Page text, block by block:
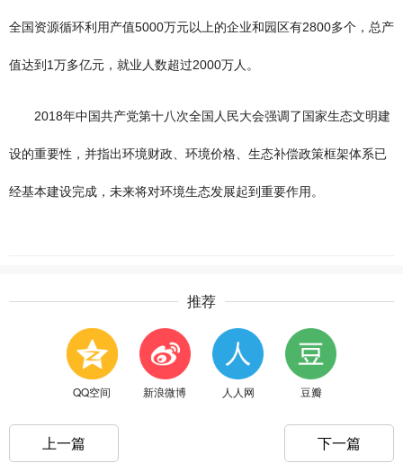
全国资源循环利用产值5000万元以上的企业和园区有2800多个，总产
值达到1万多亿元，就业人数超过2000万人。
2018年中国共产党第十八次全国人民大会强调了国家生态文明建
设的重要性，并指出环境财政、环境价格、生态补偿政策框架体系已
经基本建设完成，未来将对环境生态发展起到重要作用。
推荐
QQ空间 新浪微博 人人网 豆瓣
上一篇 下一篇